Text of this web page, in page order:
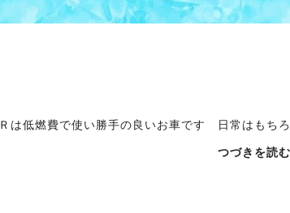
は低燃費で使い勝手の良いお車です 日常はもち
つづきを読む